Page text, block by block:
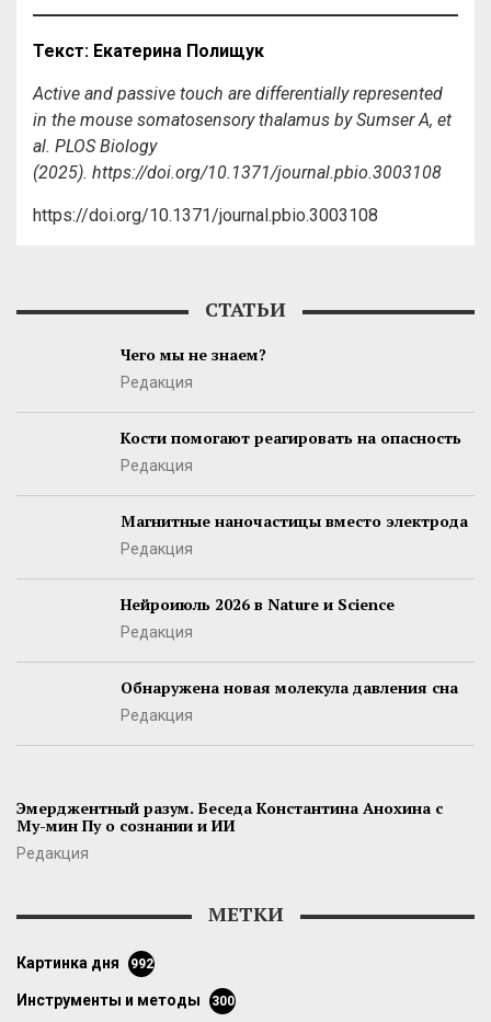
Текст: Екатерина Полищук
Active and passive touch are differentially represented
in the mouse somatosensory thalamus by Sumser A, et
al. PLOS Biology
(2025). https://doi.org/10.1371/journal.pbio.3003108
https://doi.org/10.1371/journal.pbio.3003108
СТАТЬИ
Чего мы не знаем?
Редакция
Кости помогают реагировать на опасность
Редакция
Магнитные наночастицы вместо электрода
Редакция
Нейроиюль 2026 в Nature и Science
Редакция
Обнаружена новая молекула давления сна
Редакция
Эмерджентный разум. Беседа Константина Анохина с
Му-мин Пу о сознании и ИИ
Редакция
МЕТКИ
картинка дня 992
инструменты и методы 300